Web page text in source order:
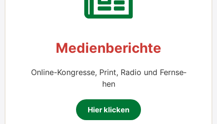
Medi­en­be­rich­te
Online-Kon­gres­se, Print, Radio und Fern­se­
hen
Hier kli­cken